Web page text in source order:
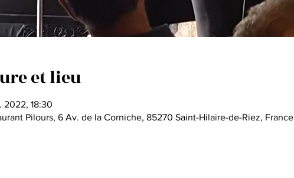
et lieu
2022, 18:30
Pilours, 6 Av. de la Corniche, 85270 Saint-Hilaire-de-Riez, France